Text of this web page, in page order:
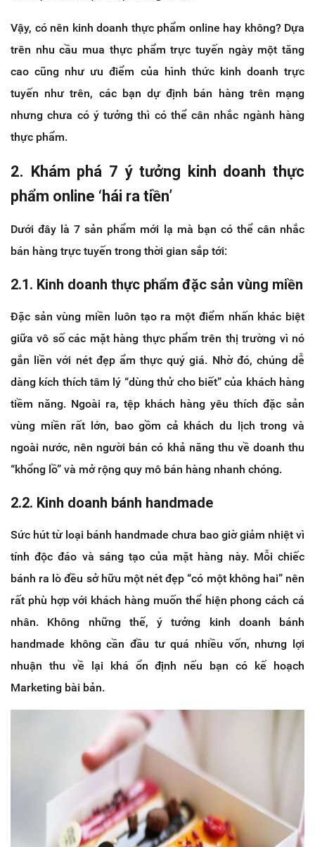
Vậy, có nên kinh doanh thực phẩm online hay không? Dựa
trên nhu cầu mua thực phẩm trực tuyến ngày một tăng
cao cũng như ưu điểm của hình thức kinh doanh trực
tuyến như trên, các bạn dự định bán hàng trên mạng
nhưng chưa có ý tưởng thì có thể cân nhắc ngành hàng
thực phẩm.
2. Khám phá 7 ý tưởng kinh doanh thực
phẩm online ‘hái ra tiền’
Dưới đây là 7 sản phẩm mới lạ mà bạn có thể cân nhắc
bán hàng trực tuyến trong thời gian sắp tới:
2.1. Kinh doanh thực phẩm đặc sản vùng miền
Đặc sản vùng miền luôn tạo ra một điểm nhấn khác biệt
giữa vô số các mặt hàng thực phẩm trên thị trường vì nó
gắn liền với nét đẹp ẩm thực quý giá. Nhờ đó, chúng dễ
dàng kích thích tâm lý “dùng thử cho biết” của khách hàng
tiềm năng. Ngoài ra, tệp khách hàng yêu thích đặc sản
vùng miền rất lớn, bao gồm cả khách du lịch trong và
ngoài nước, nên người bán có khả năng thu về doanh thu
“khổng lồ” và mở rộng quy mô bán hàng nhanh chóng.
2.2. Kinh doanh bánh handmade
Sức hút từ loại bánh handmade chưa bao giờ giảm nhiệt vì
tính độc đáo và sáng tạo của mặt hàng này. Mỗi chiếc
bánh ra lò đều sở hữu một nét đẹp “có một không hai” nên
rất phù hợp với khách hàng muốn thể hiện phong cách cá
nhân. Không những thế, ý tưởng kinh doanh bánh
handmade không cần đầu tư quá nhiều vốn, nhưng lợi
nhuận thu về lại khá ổn định nếu bạn có kế hoạch
Marketing bài bản.